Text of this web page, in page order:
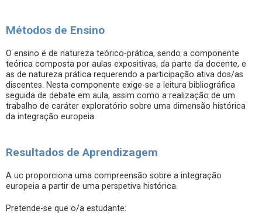
Métodos de Ensino
O ensino é de natureza teórico-prática, sendo a componente
teórica composta por aulas expositivas, da parte da docente, e
as de natureza prática requerendo a participação ativa dos/as
discentes. Nesta componente exige-se a leitura bibliográfica
seguida de debate em aula, assim como a realização de um
trabalho de caráter exploratório sobre uma dimensão histórica
da integração europeia.
Resultados de Aprendizagem
A uc proporciona uma compreensão sobre a integração
europeia a partir de uma perspetiva histórica.
Pretende-se que o/a estudante: